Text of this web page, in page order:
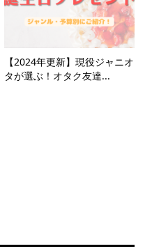
【2024年更新】現役ジャニオ
タが選ぶ！オタク友達...